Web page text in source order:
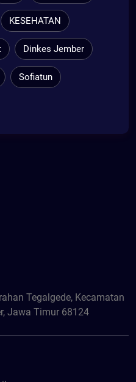
KESEHATAN
Dinkes Jember
Sofiatun
Tegalgede, Kecamatan
Jawa Timur 68124